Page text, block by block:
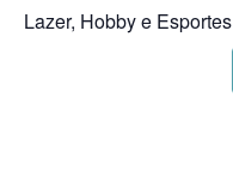
Lazer, Hobby e Esportes